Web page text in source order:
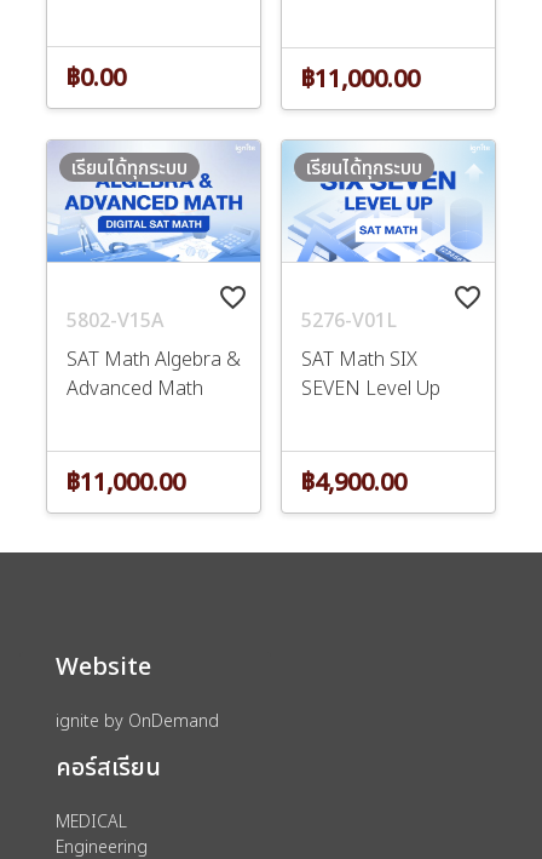
฿0.00 ฿11,000.00
favorite_border
5802-V15A
SAT Math Algebra &
Advanced Math
เรียนได้ทุกระบบ
฿11,000.00
favorite_border
5276-V01L
SAT Math SIX
SEVEN Level Up
เรียนได้ทุกระบบ
฿4,900.00
Website
ignite by OnDemand
คอร์สเรียน
MEDICAL
Engineering